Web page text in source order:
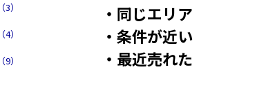
）
）
）
・同じエリア
・条件が近い
・最近売れた